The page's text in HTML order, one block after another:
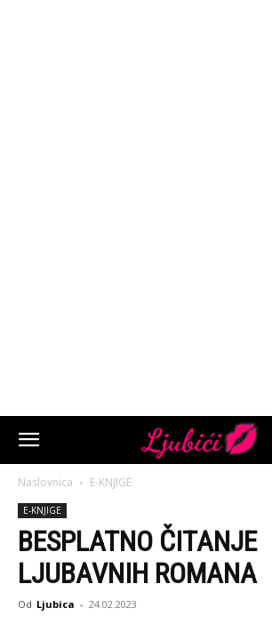
Naslovnica E-KNJIGE
E-KNJIGE
BESPLATNO ČITANJE
LJUBAVNIH ROMANA
Od Ljubica - 24.02.2023